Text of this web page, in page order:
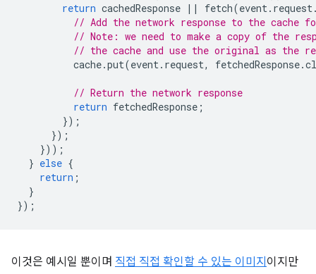
return cachedResponse || fetch(event. request
// Add the network response to the
// Note: we need to make a copy of the
// the cache and use the original as the
cache.put(event. request, fetchedResponse.
// Return the network response
return fetchedResponse ;
});
});
}));
} else {
return ;
}
});
이것은 예시일 뿐이며 직접 직접 확인할 수 있는 이미지 이지만